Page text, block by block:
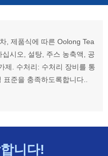
, 제품식에 따른 Oolong Tea
시오, 설탕, 주스 농축액, 공
제. 수처리: 수처리 장비를 통
준을 충족하도록합니다..
니다!